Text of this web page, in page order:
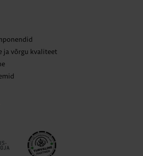
ja võrgu kvaliteet